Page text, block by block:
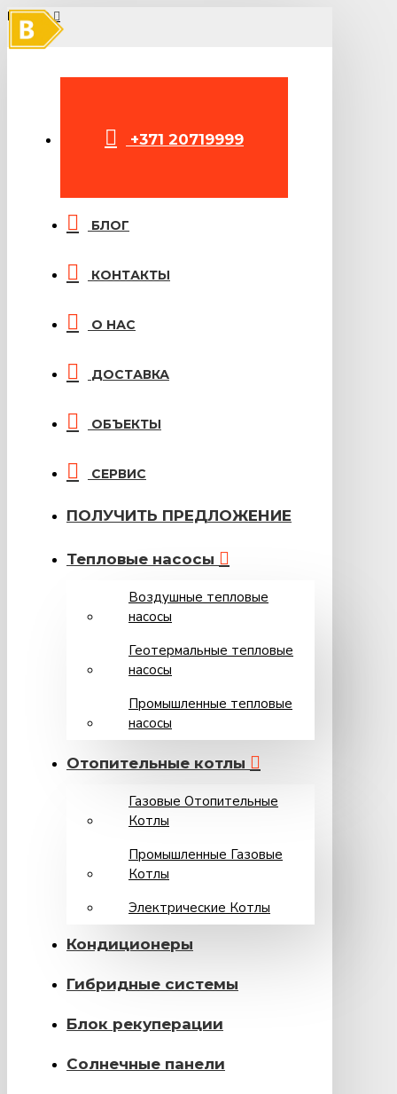
МЕНЮ
+371 20719999
БЛОГ
КОНТАКТЫ
О НАС
ДОСТАВКА
ОБЪЕКТЫ
СЕРВИС
ПОЛУЧИТЬ ПРЕДЛОЖЕНИЕ
Тепловые насосы
Воздушные тепловые
насосы
Геотермальные тепловые
насосы
Промышленные тепловые
насосы
Oтопительные котлы
Газовые Отопительные
Котлы
Промышленные Газовые
Котлы
Электрические Котлы
Кондиционеры
Гибридные системы
Блок рекуперации
Солнечные панели
B